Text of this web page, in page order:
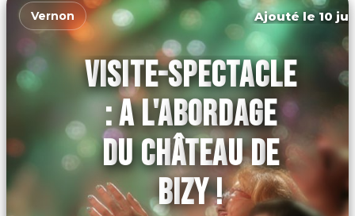
Vernon Ajouté le 10
VISITE-SPECTACLE
: A L'ABORDAGE
DU CHÂTEAU DE
BIZY !